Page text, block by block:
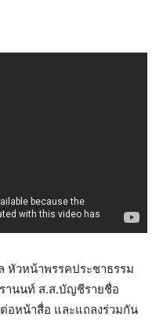
หัวหน้าพรรคประชาธรรม
านนท์ ส.ส.บัญชีรายชื่อ
อหน้าสื่อ และแถลงร่วมกัน